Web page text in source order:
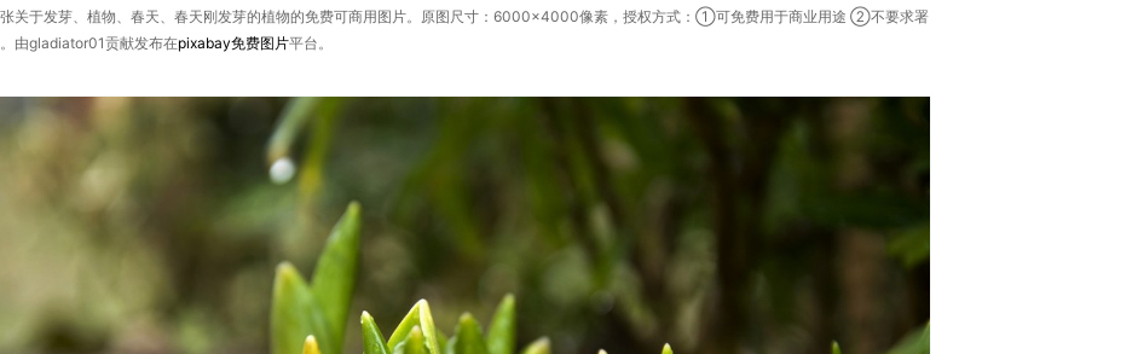
关于发芽、植物、春天、春天刚发芽的植物的免费可商用图片。原图尺寸：6000×4000像素，授权方式：①可免费用于商业用途 ②不要求署
由gladiator01贡献发布在pixabay免费图片平台。